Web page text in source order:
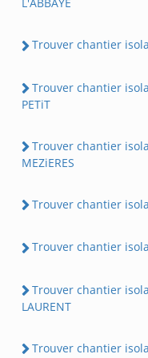
L'ABBAYE
Trouver chantier
Trouver chantier
PETiT
Trouver chantier
MEZiERES
Trouver chantier
Trouver chantier
Trouver chantier
LAURENT
Trouver chantier